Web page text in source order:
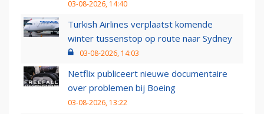
03-08-2026, 14:40
Turkish Airlines verplaatst komende
winter tussenstop op route naar Sydney
03-08-2026, 14:03
Netflix publiceert nieuwe documentaire
over problemen bij Boeing
03-08-2026, 13:22